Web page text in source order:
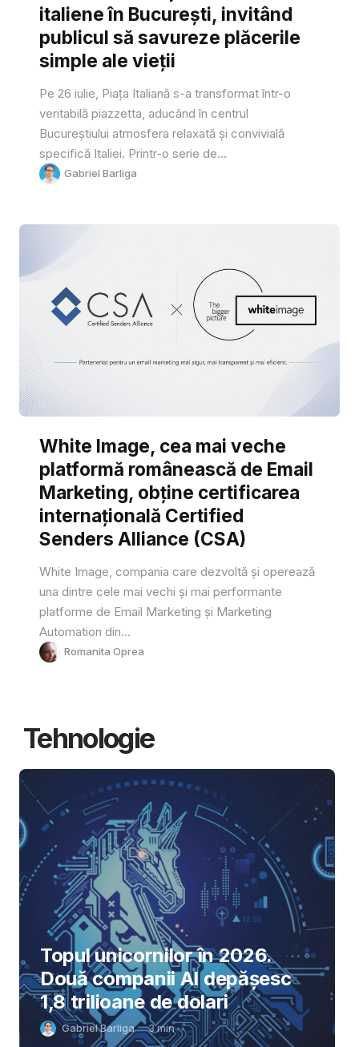
italiene în București, invitând
publicul să savureze plăcerile
simple ale vieții
Pe 26 iulie, Piața Italiană s-a transformat într-o
veritabilă piazzetta, aducând în centrul
Bucureștiului atmosfera relaxată și convivială
specifică Italiei. Printr-o serie de...
Gabriel Barliga
White Image, cea mai veche
platformă românească de Email
Marketing, obține certificarea
internațională Certified
Senders Alliance (CSA)
White Image, compania care dezvoltă și operează
una dintre cele mai vechi și mai performante
platforme de Email Marketing și Marketing
Automation din...
Romanita Oprea
Tehnologie
Topul unicornilor în 2026.
Două companii AI depășesc
1,8 trilioane de dolari
Gabriel Barliga 3min